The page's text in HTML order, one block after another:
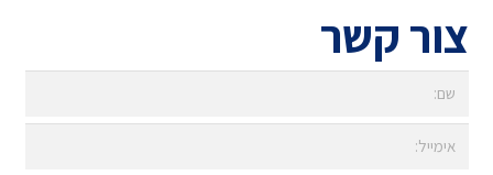
צור קשר